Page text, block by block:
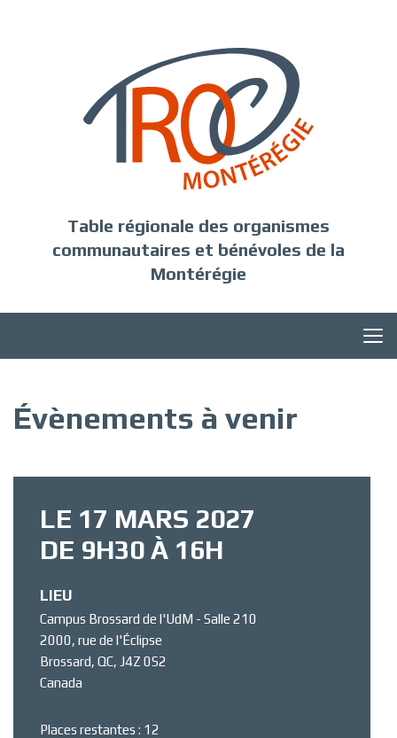
Table régionale des organismes
communautaires et bénévoles de la
Montérégie
Évènements à venir
LE 17 MARS 2027
DE 9H30 À 16H
LIEU
Campus Brossard de l'UdM - Salle 210
2000, rue de l'Éclipse
Brossard, QC, J4Z 0S2
Canada
Places restantes : 12